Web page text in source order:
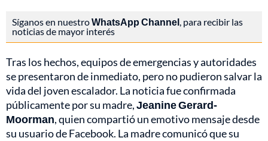
Síganos en nuestroWhatsApp Channel, para recibir las
noticias de mayor interés
Tras los hechos, equipos de emergencias y autoridades
se presentaron de inmediato, pero no pudieron salvar la
vida del joven escalador. La noticia fue confirmada
públicamente por su madre,Jeanine Gerard-
Moorman, quien compartió un emotivo mensaje desde
su usuario de Facebook. La madre comunicó que su